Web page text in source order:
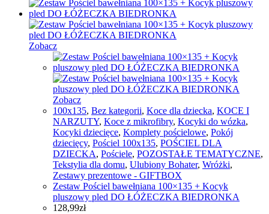
Zobacz
Zobacz
100x135, Bez kategorii, Koce dla dziecka, KOCE I
NARZUTY, Koce z mikrofibry, Kocyki do wózka,
Kocyki dziecięce, Komplety pościelowe, Pokój
dziecięcy, Pościel 100x135, POŚCIEL DLA
DZIECKA, Pościele, POZOSTAŁE TEMATYCZNE,
Tekstylia dla domu, Ulubiony Bohater, Wróżki,
Zestawy prezentowe - GIFTBOX
Zestaw Pościel bawełniana 100×135 + Kocyk
pluszowy pled DO ŁÓŻECZKA BIEDRONKA
128,99zł